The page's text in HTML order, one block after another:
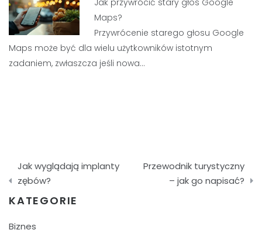
Jak przywrócić stary głos Google
Maps?
Przywrócenie starego głosu Google
Maps może być dla wielu użytkowników istotnym
zadaniem, zwłaszcza jeśli nowa…
Nawigacja
wpisu
Jak wyglądają implanty
zębów?
Przewodnik turystyczny
– jak go napisać?
KATEGORIE
Biznes